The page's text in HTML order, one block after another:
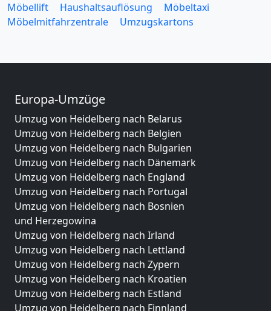
Möbellift
Haushaltsauflösung
Möbeltaxi
Möbelmitfahrzentrale
Umzugskartons
Europa-Umzüge
Umzug von Heidelberg nach Belarus
Umzug von Heidelberg nach Belgien
Umzug von Heidelberg nach Bulgarien
Umzug von Heidelberg nach Dänemark
Umzug von Heidelberg nach England
Umzug von Heidelberg nach Portugal
Umzug von Heidelberg nach Bosnien
und Herzegowina
Umzug von Heidelberg nach Irland
Umzug von Heidelberg nach Lettland
Umzug von Heidelberg nach Zypern
Umzug von Heidelberg nach Kroatien
Umzug von Heidelberg nach Estland
Umzug von Heidelberg nach Finnland